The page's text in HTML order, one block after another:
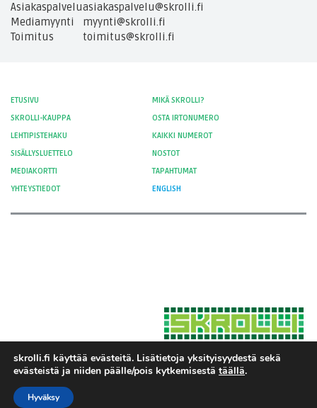
Asiakaspalveluasiakaspalvelu@skrolli.fi
Mediamyynti
myynti@skrolli.fi
Toimitus
toimitus@skrolli.fi
ETUSIVU
MIKÄ SKROLLI?
SKROLLI-KAUPPA
OSTA IRTONUMERO
LEHTIPISTEHAKU
KAIKKI NUMEROT
SISÄLLYSLUETTELO
NOSTOT
MEDIAKORTTI
TAPAHTUMAT
YHTEYSTIEDOT
ENGLISH
Hosted by Moment Digital
skrolli.fi käyttää evästeitä. Lisätietoja yksityisyydestä sekä
evästeistä ja niiden päälle/pois kytkemisestä täällä.
Hyväksy